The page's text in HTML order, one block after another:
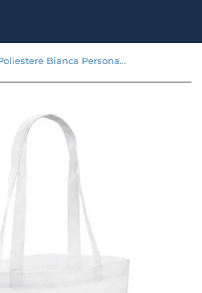
Shopper Poliestere Bianca Personalizzata